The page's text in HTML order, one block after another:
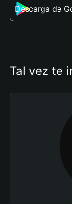
Descarga de
Tal vez te